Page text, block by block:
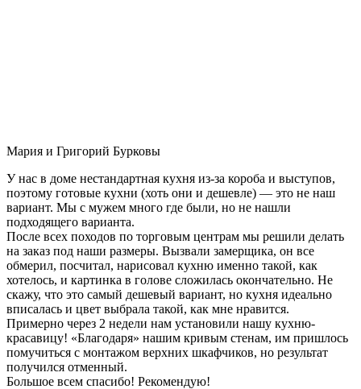
Мария и Григорий Бурковы
У нас в доме нестандартная кухня из-за короба и выступов,
поэтому готовые кухни (хоть они и дешевле) — это не наш
вариант. Мы с мужем много где были, но не нашли
подходящего варианта.
После всех походов по торговым центрам мы решили делать
на заказ под наши размеры. Вызвали замерщика, он все
обмерил, посчитал, нарисовал кухню именно такой, как
хотелось, и картинка в голове сложилась окончательно. Не
скажу, что это самый дешевый вариант, но кухня идеально
вписалась и цвет выбрала такой, как мне нравится.
Примерно через 2 недели нам установили нашу кухню-
красавицу! «Благодаря» нашим кривым стенам, им пришлось
помучиться с монтажом верхних шкафчиков, но результат
получился отменный.
Большое всем спасибо! Рекомендую!